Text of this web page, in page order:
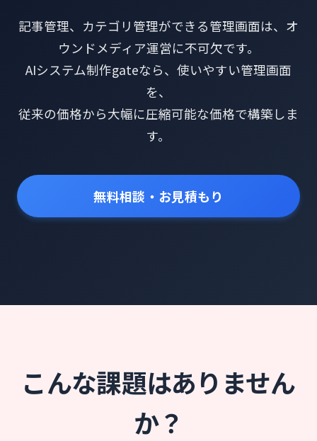
記事管理、カテゴリ管理ができる管理画面は、オ
ウンドメディア運営に不可欠です。
AIシステム制作gateなら、使いやすい管理画面
を、
従来の価格から大幅に圧縮可能な価格で構築しま
す。
無料相談・お見積もり
こんな課題はありません
か？